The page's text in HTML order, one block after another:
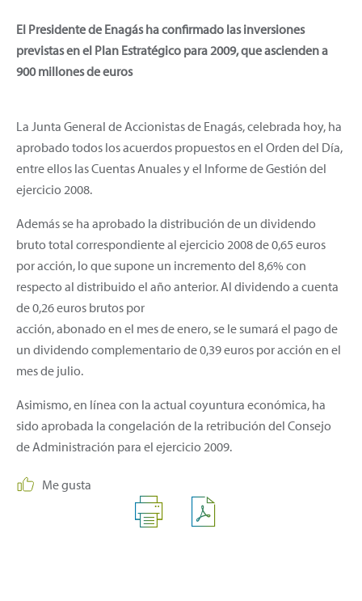
El Presidente de Enagás ha confirmado las inversiones
previstas en el Plan Estratégico para 2009, que ascienden a
900 millones de euros
La Junta General de Accionistas de Enagás, celebrada hoy, ha
aprobado todos los acuerdos propuestos en el Orden del Día,
entre ellos las Cuentas Anuales y el Informe de Gestión del
ejercicio 2008.
Además se ha aprobado la distribución de un dividendo
bruto total correspondiente al ejercicio 2008 de 0,65 euros
por acción, lo que supone un incremento del 8,6% con
respecto al distribuido el año anterior. Al dividendo a cuenta
de 0,26 euros brutos por
acción, abonado en el mes de enero, se le sumará el pago de
un dividendo complementario de 0,39 euros por acción en el
mes de julio.
Asimismo, en línea con la actual coyuntura económica, ha
sido aprobada la congelación de la retribución del Consejo
de Administración para el ejercicio 2009.
Me gusta